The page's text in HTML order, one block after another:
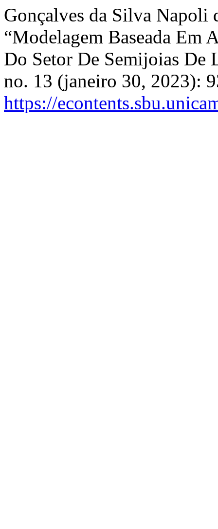
Gonçalves da Silva Napoli
“Modelagem Baseada Em
Do Setor De Semijoias De
no. 13 (janeiro 30, 2023):
https://